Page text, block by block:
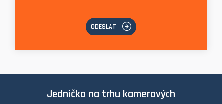
ODESLAT
Jednička na trhu kamerových